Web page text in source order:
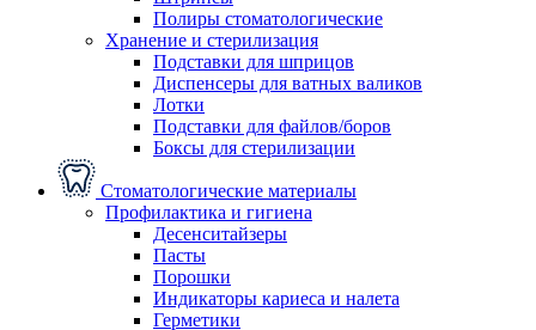
Полиры стоматологические
Хранение и стерилизация
Подставки для шприцов
Диспенсеры для ватных валиков
Лотки
Подставки для файлов/боров
Боксы для стерилизации
Стоматологические материалы
Профилактика и гигиена
Десенситайзеры
Пасты
Порошки
Индикаторы кариеса и налета
Герметики